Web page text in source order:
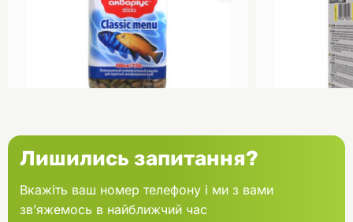
банка 150 г
В кошик
Aquael
Лишились запитання?
Вкажіть ваш номер телефону і ми з вами
зв’яжемось в найближчий час